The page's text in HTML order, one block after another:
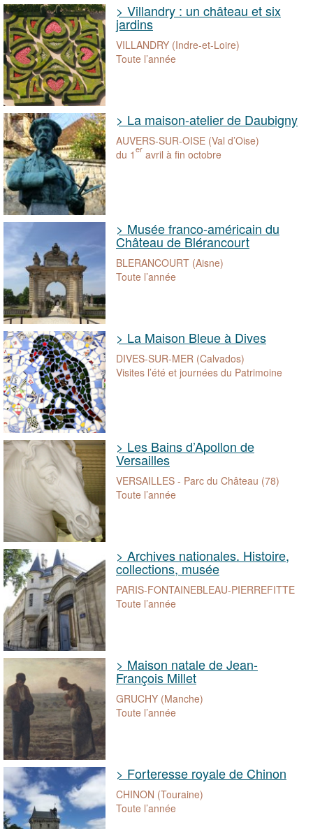
> Villandry : un château et six
jardins
VILLANDRY (Indre-et-Loire)
Toute l’année
> La maison-atelier de Daubigny
AUVERS-SUR-OISE (Val d’Oise)
du 1er avril à fin octobre
> Musée franco-américain du
Château de Blérancourt
BLERANCOURT (Aisne)
Toute l’année
> La Maison Bleue à Dives
DIVES-SUR-MER (Calvados)
Visites l’été et journées du Patrimoine
> Les Bains d’Apollon de
Versailles
VERSAILLES - Parc du Château (78)
Toute l’année
> Archives nationales. Histoire,
collections, musée
PARIS-FONTAINEBLEAU-PIERREFITTE
Toute l’année
> Maison natale de Jean-
François Millet
GRUCHY (Manche)
Toute l’année
> Forteresse royale de Chinon
CHINON (Touraine)
Toute l’année